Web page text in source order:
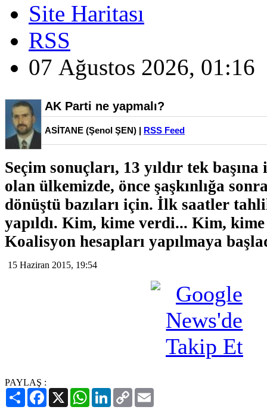
Site Haritası
RSS
07 Ağustos 2026, 01:16
AK Parti ne yapmalı?
ASİTANE (Şenol ŞEN) | RSS Feed
Seçim sonuçları, 13 yıldır tek başına
olan ülkemizde, önce şaşkınlığa
dönüştü bazıları için. İlk saatler
yapıldı. Kim, kime verdi... Kim,
Koalisyon hesapları yapılmaya
15 Haziran 2015, 19:54
PAYLAŞ :
PaylaşFacebook
X WhatsAppLinkedIn
Copy
Link